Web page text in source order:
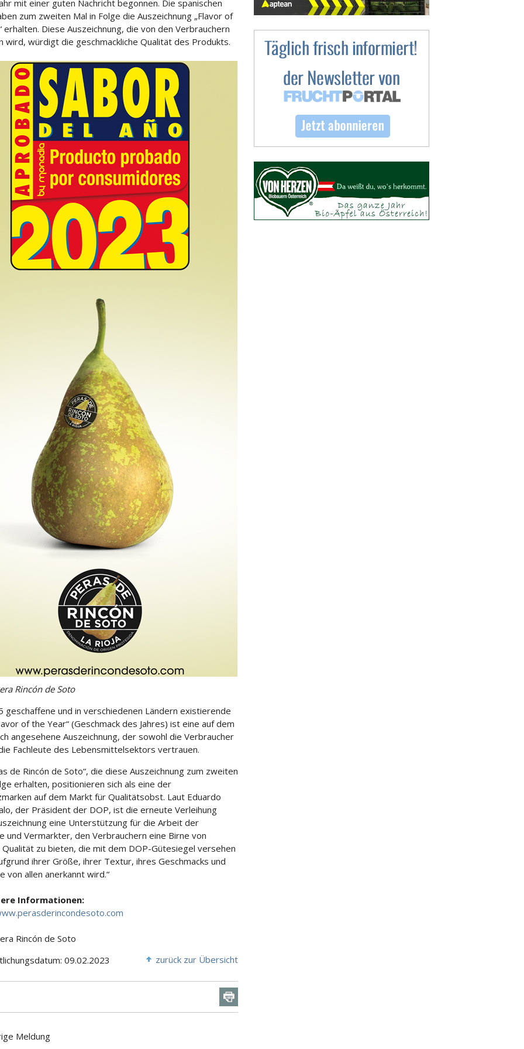
mit einer guten Nachricht begonnen. Die spanischen
zum zweiten Mal in Folge die Auszeichnung „Flavor of
erhalten. Diese Auszeichnung, die von den Verbrauchern
wird, würdigt die geschmackliche Qualität des Produkts.
Rincón de Soto
geschaffene und in verschiedenen Ländern existierende
of the Year“ (Geschmack des Jahres) ist eine auf dem
angesehene Auszeichnung, der sowohl die Verbraucher
Fachleute des Lebensmittelsektors vertrauen.
de Rincón de Soto“, die diese Auszeichnung zum zweiten
erhalten, positionieren sich als eine der
auf dem Markt für Qualitätsobst. Laut Eduardo
der Präsident der DOP, ist die erneute Verleihung
eine Unterstützung für die Arbeit der
und Vermarkter, den Verbrauchern eine Birne von
zu bieten, die mit dem DOP-Gütesiegel versehen
ihrer Größe, ihrer Textur, ihres Geschmacks und
von allen anerkannt wird.“
Informationen:
Rincón de Soto
09.02.2023
zurück zur Übersicht
Meldung